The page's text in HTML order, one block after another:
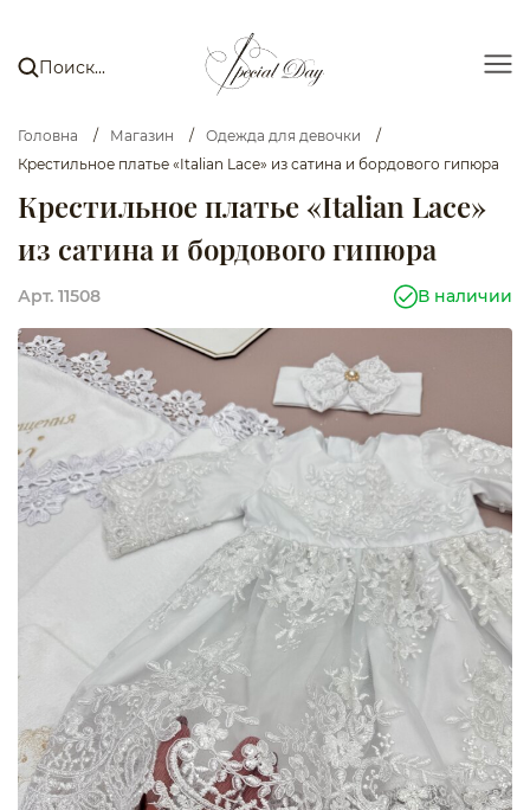
Головна / Магазин / Одежда для девочки
/
Крестильное платье «Italian Lace» из сатина и бордового гипюра
Крестильное платье «Italian Lace»
из сатина и бордового гипюра
Арт. 11508 В наличии